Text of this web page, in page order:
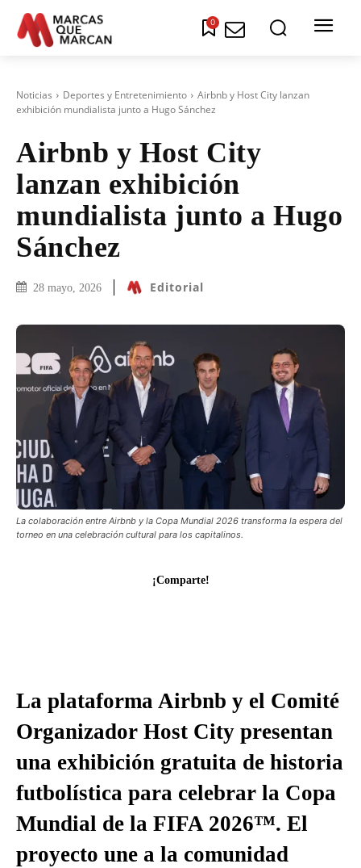
0
Noticias Deportes y Entretenimiento
Airbnb y Host City lanzan
exhibición mundialista junto a Hugo Sánchez
Airbnb y Host City
lanzan exhibición
mundialista junto a Hugo
Sánchez
28 mayo, 2026 Editorial
La colaboración entre Airbnb y la Copa Mundial 2026 transforma la espera del
torneo en una celebración cultural para los capitalinos.
¡Comparte!
La plataforma Airbnb y el Comité
Organizador Host City presentan
una exhibición gratuita de historia
futbolística para celebrar la Copa
Mundial de la FIFA 2026™. El
proyecto une a la comunidad